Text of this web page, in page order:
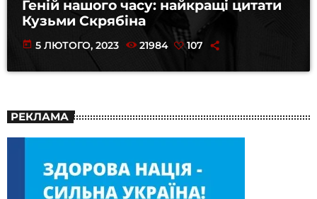
Геній нашого часу: найкращі цитати
Кузьми Скрябіна
today 5 ЛЮТОГО, 2023 21984 107
РЕКЛАМА